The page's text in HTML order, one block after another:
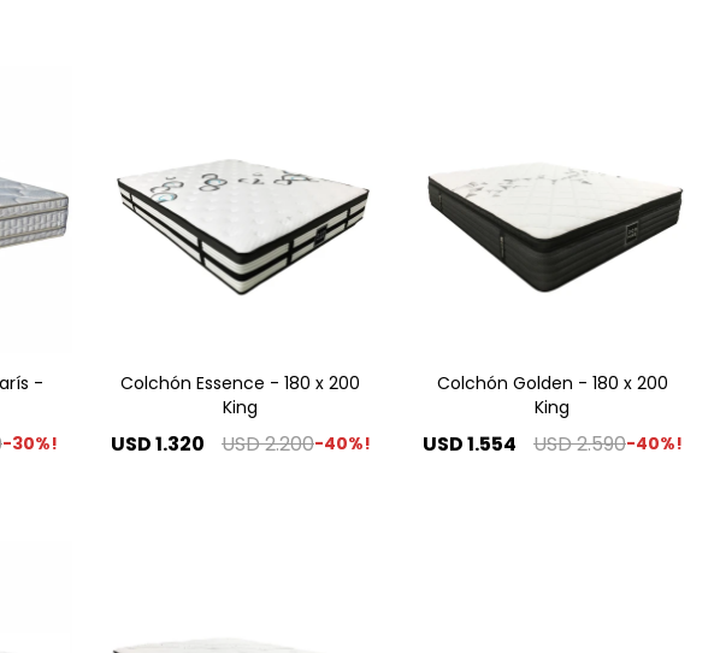
-
30
Colchón Essence - 180 x 200
King
USD1.320 USD2.200 40
Colchón Golden - 180 x 200
King
USD1.554 USD2.590 40